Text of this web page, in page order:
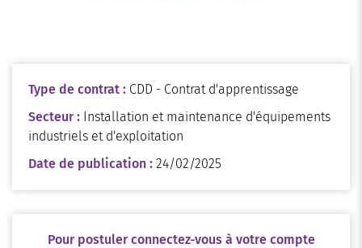
Type de contrat : CDD - Contrat d'apprentissage
Secteur : Installation et maintenance d'équipements
industriels et d'exploitation
Date de publication : 24/02/2025
Pour postuler connectez-vous à votre compte